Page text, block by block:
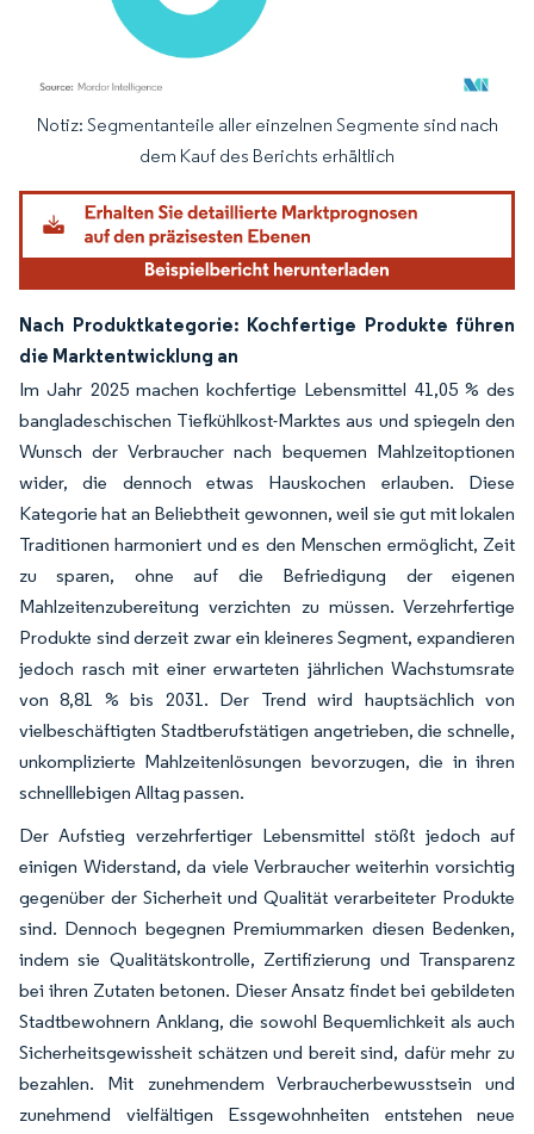
Bild © Mordor Intelligence. Wiederverwendung erfordert Namensnennung
Notiz: Segmentanteile aller einzelnen Segmente sind nach
dem Kauf des Berichts erhältlich
Nach Produktkategorie: Kochfertige Produkte führen
die Marktentwicklung an
Im Jahr 2025 machen kochfertige Lebensmittel 41,05 % des
bangladeschischen Tiefkühlkost-Marktes aus und spiegeln den
Wunsch der Verbraucher nach bequemen Mahlzeitoptionen
wider, die dennoch etwas Hauskochen erlauben. Diese
Kategorie hat an Beliebtheit gewonnen, weil sie gut mit lokalen
Traditionen harmoniert und es den Menschen ermöglicht, Zeit
zu sparen, ohne auf die Befriedigung der eigenen
Mahlzeitenzubereitung verzichten zu müssen. Verzehrfertige
Produkte sind derzeit zwar ein kleineres Segment, expandieren
jedoch rasch mit einer erwarteten jährlichen Wachstumsrate
von 8,81 % bis 2031. Der Trend wird hauptsächlich von
vielbeschäftigten Stadtberufstätigen angetrieben, die schnelle,
unkomplizierte Mahlzeitenlösungen bevorzugen, die in ihren
schnelllebigen Alltag passen.
Der Aufstieg verzehrfertiger Lebensmittel stößt jedoch auf
einigen Widerstand, da viele Verbraucher weiterhin vorsichtig
gegenüber der Sicherheit und Qualität verarbeiteter Produkte
sind. Dennoch begegnen Premiummarken diesen Bedenken,
indem sie Qualitätskontrolle, Zertifizierung und Transparenz
bei ihren Zutaten betonen. Dieser Ansatz findet bei gebildeten
Stadtbewohnern Anklang, die sowohl Bequemlichkeit als auch
Sicherheitsgewissheit schätzen und bereit sind, dafür mehr zu
bezahlen. Mit zunehmendem Verbraucherbewusstsein und
zunehmend vielfältigen Essgewohnheiten entstehen neue